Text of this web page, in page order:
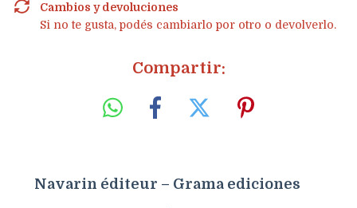
Cambios y devoluciones
Si no te gusta, podés cambiarlo por otro o devolverlo.
Compartir:
Navarin éditeur – Grama ediciones